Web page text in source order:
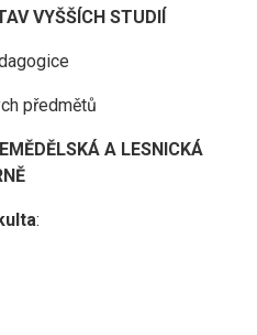
VYŠŠÍCH STUDIÍ
předmětů
A LESNICKÁ
: